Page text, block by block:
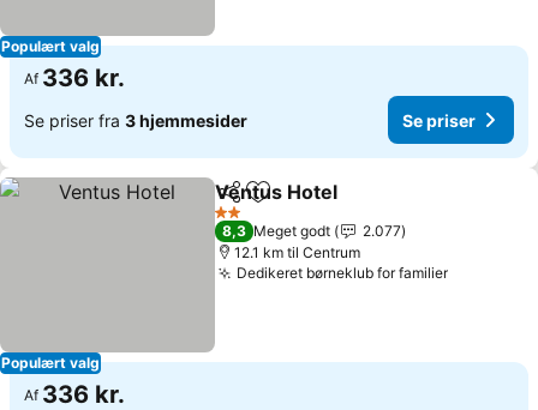
Populært valg
Af 336 kr.
Se priser fra 3 hjemmesider Se priser
Populært valg
Del Føj til favoritter
Ventus Hotel
2 Stjerner
8,3 Meget godt
2.077
12.1 km til Centrum
Dedikeret børneklub for familier
Af 336 kr.